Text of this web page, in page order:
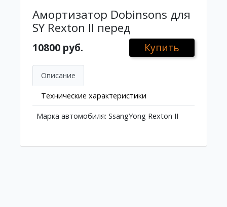
Амортизатор Dobinsons для
SY Rexton II перед
10800 руб. Купить
Описание
Технические характеристики
Марка автомобиля: SsangYong Rexton II